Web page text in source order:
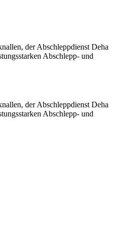
der Abschleppdienst Deha
Abschlepp- und
der Abschleppdienst Deha
Abschlepp- und